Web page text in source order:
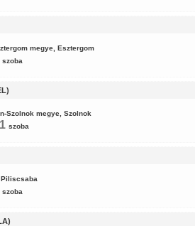
megye, Esztergom
szoba
Szolnok megye, Szolnok
szoba
szoba